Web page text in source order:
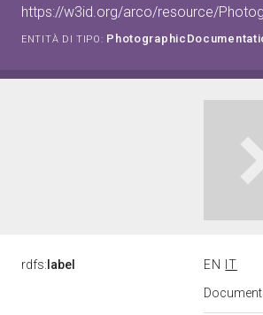
https://w3id.org/arco/resource/
ENTITÀ DI TIPO:
rdfs: label EN
IT